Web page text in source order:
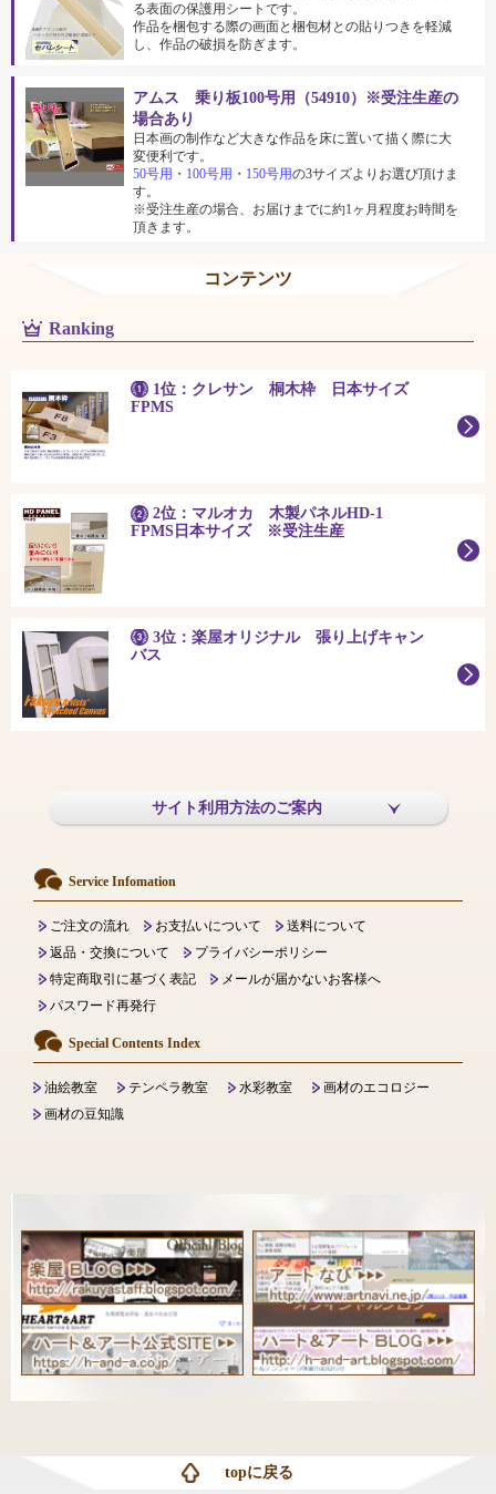
る表面の保護用シートです。
作品を梱包する際の画面と梱包材との貼りつきを軽減
し、作品の破損を防ぎます。
アムス 乗り板100号用（54910）※受注生産の
場合あり
日本画の制作など大きな作品を床に置いて描く際に大
変便利です。
50号用 ・ 100号用 ・ 150号用の3サイズよりお選び頂けま
す。
※受注生産の場合、お届けまでに約1ヶ月程度お時間を
頂きます。
コンテンツ
Ranking
1位：クレサン 桐木枠 日本サイズ
FPMS
2位：マルオカ 木製パネルHD-1
FPMS日本サイズ ※受注生産
3位：楽屋オリジナル 張り上げキャン
バス
サイト利用方法のご案内
Service Infomation
ご注文の流れ お支払いについて
送料について
返品・交換について
プライバシーポリシー
特定商取引に基づく表記
メールが届かないお客様へ
パスワード再発行
Special Contents Index
油絵教室 テンペラ教室 水彩教室
画材のエコロジー
画材の豆知識
topに戻る